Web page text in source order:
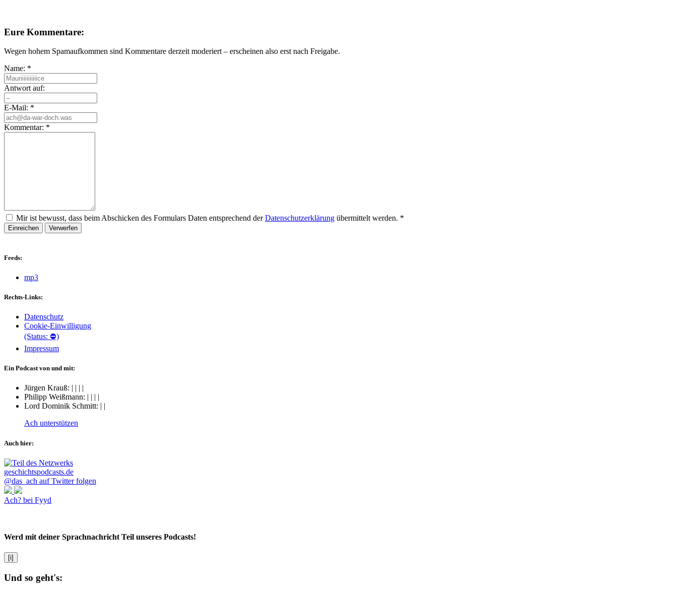
Eure Kommentare:
Wegen hohem Spamaufkommen sind Kommentare derzeit moderiert – erscheinen also erst nach Freigabe.
Name: *
Antwort auf:
E-Mail: *
Kommentar: *
Mir ist bewusst, dass beim Abschicken des Formulars Daten entsprechend derDatenschutzerklärung übermittelt werden. *
Einreichen Verwerfen
Feeds:
mp3
Rechts-Links:
Datenschutz
Cookie-Einwilligung
(Status: ⛔)
Impressum
Ein Podcast von und mit:
Jürgen Krauß: | | | |
Philipp Weißmann: | | | |
Lord Dominik Schmitt: | |
Ach unterstützen
Auch hier:
@das_ach auf Twitter folgen
Ach? bei Fyyd
Werd mit deiner Sprachnachricht Teil unseres Podcasts!
[i]
Und so geht's: